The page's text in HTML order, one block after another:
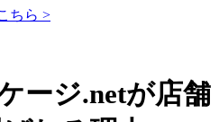
ちら >
ージ.netが店舗